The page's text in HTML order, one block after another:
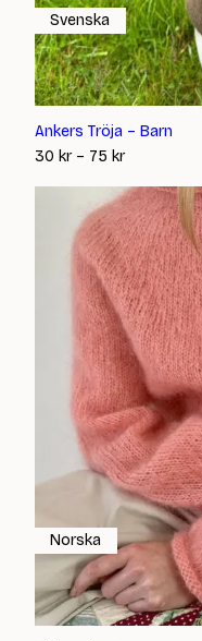
Ankers Tröja – Barn
30 kr – 75 krPrisintervall:
till
75 kr
Svenska
Norska